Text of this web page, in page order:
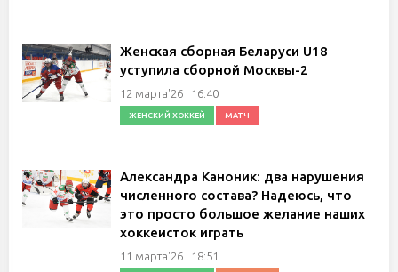
Женская сборная Беларуси U18
уступила сборной Москвы-2
12 марта'26 | 16:40
ЖЕНСКИЙ ХОККЕЙ МАТЧ
Александра Каноник: два нарушения
численного состава? Надеюсь, что
это просто большое желание наших
хоккеисток играть
11 марта'26 | 18:51